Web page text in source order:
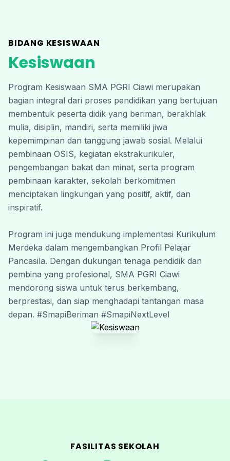
BIDANG KESISWAAN
Kesiswaan
Program Kesiswaan SMA PGRI Ciawi merupakan
bagian integral dari proses pendidikan yang bertujuan
membentuk peserta didik yang beriman, berakhlak
mulia, disiplin, mandiri, serta memiliki jiwa
kepemimpinan dan tanggung jawab sosial. Melalui
pembinaan OSIS, kegiatan ekstrakurikuler,
pengembangan bakat dan minat, serta program
pembinaan karakter, sekolah berkomitmen
menciptakan lingkungan yang positif, aktif, dan
inspiratif.
Program ini juga mendukung implementasi Kurikulum
Merdeka dalam mengembangkan Profil Pelajar
Pancasila. Dengan dukungan tenaga pendidik dan
pembina yang profesional, SMA PGRI Ciawi
mendorong siswa untuk terus berkembang,
berprestasi, dan siap menghadapi tantangan masa
depan. #SmapiBeriman #SmapiNextLevel
FASILITAS SEKOLAH